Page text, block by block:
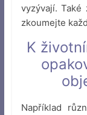
vyzývají.
zkoumejte
K
Například